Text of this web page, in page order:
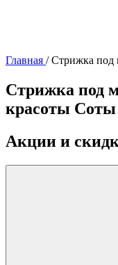
Главная /Стрижка под
Стрижка под
красоты Соты
Акции и